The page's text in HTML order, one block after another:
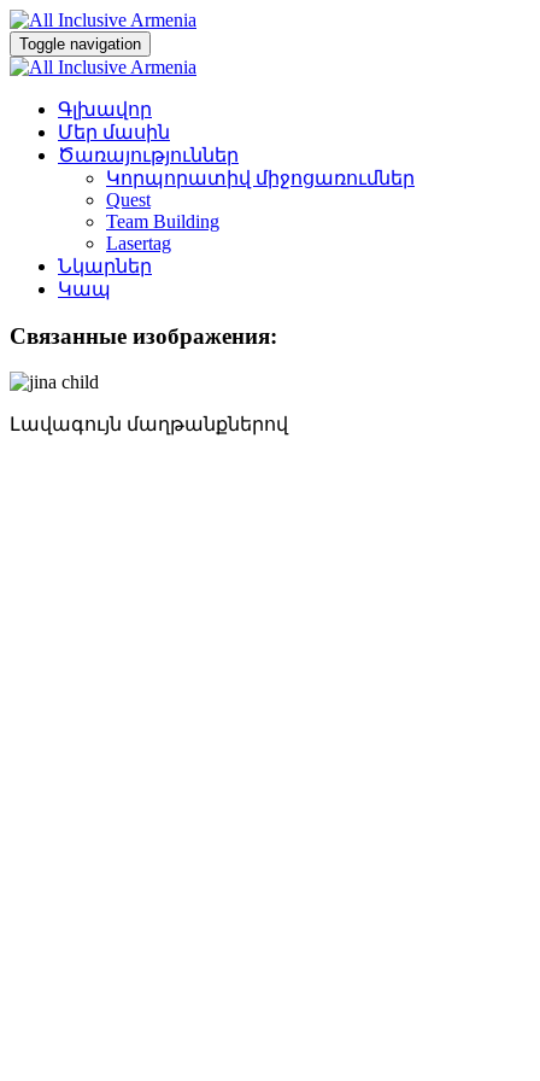
Toggle navigation
Գլխավոր
Մեր մասին
Ծառայություններ
Կորպորատիվ միջոցառումներ
Quest
Team Building
Lasertag
Նկարներ
Կապ
Связанные изображения:
Լավագույն մաղթանքներով